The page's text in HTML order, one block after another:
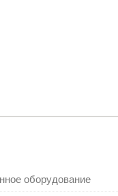
оборудование